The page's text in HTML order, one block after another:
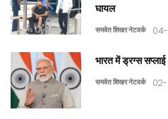
घायल
समवेत शिखर नेटवर्क
भारत में ड्रग्स
समवेत शिखर नेटवर्क